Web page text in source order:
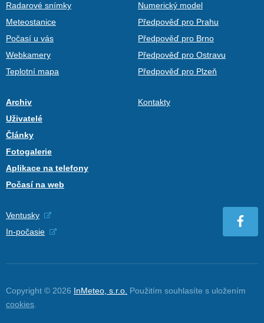
Radarové snímky
Meteostanice
Počasí u vás
Webkamery
Teplotní mapa
Numerický model
Předpověď pro Prahu
Předpověď pro Brno
Předpověď pro Ostravu
Předpověď pro Plzeň
Archiv
Uživatelé
Články
Fotogalerie
Aplikace na telefony
Počasí na web
Kontakty
Ventusky
In-počasie
Copyright © 2026 InMeteo, s.r.o. Použitím souhlasíte s uložením
cookies